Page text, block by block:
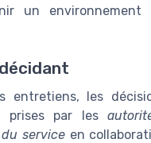
un environnement
entretiens, les
prises par les
serviceen